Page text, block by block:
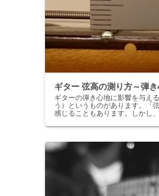
ギター 弦高の測り方～弾
ギターの弾き心地に影響を与え
う）というものがあります。「
感じることもあります。しかし
コレが良...